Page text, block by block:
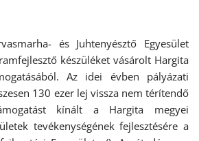
és Juhtenyésztő Egyesület
készüléket vásárolt Hargita
Az idei évben pályázati
130 ezer lej vissza nem térítendő
kínált a Hargita megyei
tevékenységének fejlesztésére a